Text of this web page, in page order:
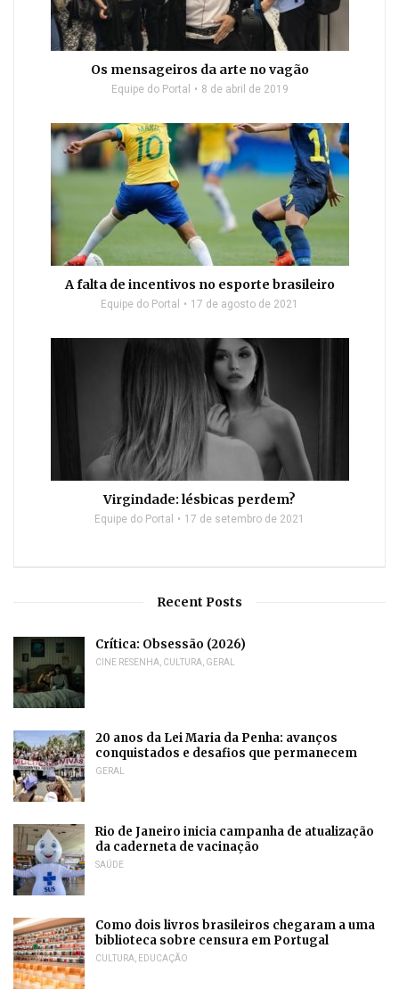
Os mensageiros da arte no vagão
Equipe do Portal 8 de abril de 2019
A falta de incentivos no esporte brasileiro
Equipe do Portal 17 de agosto de 2021
Virgindade: lésbicas perdem?
Equipe do Portal 17 de setembro de 2021
Recent Posts
Crítica: Obsessão (2026)
CINE RESENHA, CULTURA, GERAL
20 anos da Lei Maria da Penha: avanços
conquistados e desafios que permanecem
GERAL
Rio de Janeiro inicia campanha de atualização
da caderneta de vacinação
SAÚDE
Como dois livros brasileiros chegaram a uma
biblioteca sobre censura em Portugal
CULTURA, EDUCAÇÃO